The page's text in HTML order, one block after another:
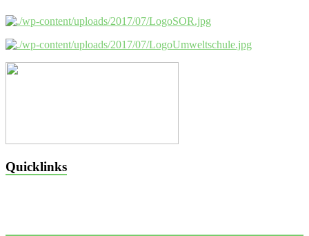
Quicklinks